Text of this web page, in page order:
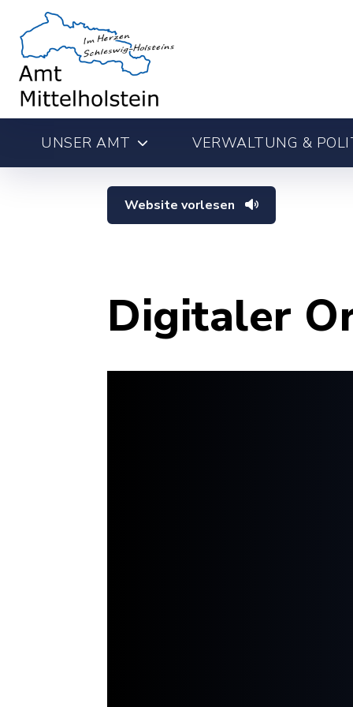
UNSER AMT VERWALTUNG &
Website vorlesen
Digitaler